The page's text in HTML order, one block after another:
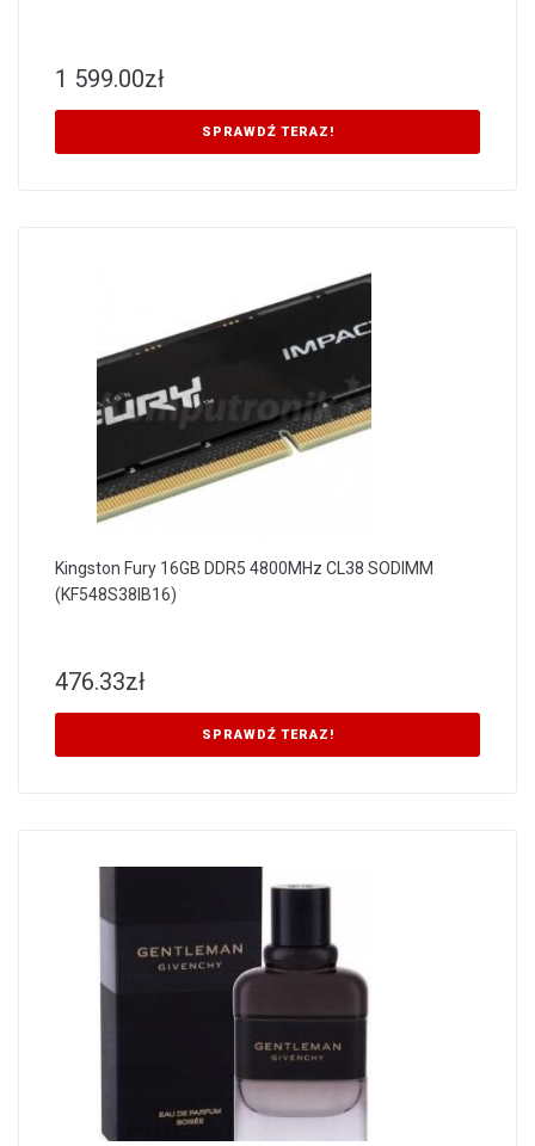
1 599.00zł
SPRAWDŹ TERAZ!
Kingston Fury 16GB DDR5 4800MHz CL38 SODIMM
(KF548S38IB16)
476.33zł
SPRAWDŹ TERAZ!